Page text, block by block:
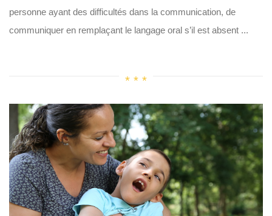
personne ayant des difficultés dans la communication, de
communiquer en remplaçant le langage oral s’il est absent ...